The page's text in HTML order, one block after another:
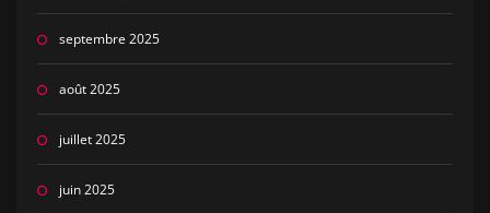
septembre 2025
août 2025
juillet 2025
juin 2025